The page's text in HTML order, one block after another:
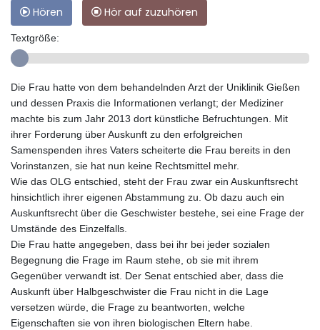
Hören Hör auf zuzuhören
Textgröße:
Die Frau hatte von dem behandelnden Arzt der Uniklinik Gießen
und dessen Praxis die Informationen verlangt; der Mediziner
machte bis zum Jahr 2013 dort künstliche Befruchtungen. Mit
ihrer Forderung über Auskunft zu den erfolgreichen
Samenspenden ihres Vaters scheiterte die Frau bereits in den
Vorinstanzen, sie hat nun keine Rechtsmittel mehr.
Wie das OLG entschied, steht der Frau zwar ein Auskunftsrecht
hinsichtlich ihrer eigenen Abstammung zu. Ob dazu auch ein
Auskunftsrecht über die Geschwister bestehe, sei eine Frage der
Umstände des Einzelfalls.
Die Frau hatte angegeben, dass bei ihr bei jeder sozialen
Begegnung die Frage im Raum stehe, ob sie mit ihrem
Gegenüber verwandt ist. Der Senat entschied aber, dass die
Auskunft über Halbgeschwister die Frau nicht in die Lage
versetzen würde, die Frage zu beantworten, welche
Eigenschaften sie von ihren biologischen Eltern habe.